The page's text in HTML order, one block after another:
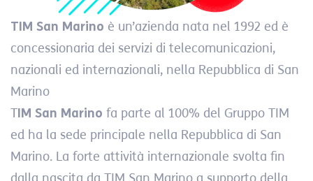
TIM San Marino è un’azienda nata nel 1992 ed è
concessionaria dei servizi di telecomunicazioni,
nazionali ed internazionali, nella Repubblica di San
Marino
TIM San Marino fa parte al 100% del Gruppo TIM
ed ha la sede principale nella Repubblica di San
Marino. La forte attività internazionale svolta fin